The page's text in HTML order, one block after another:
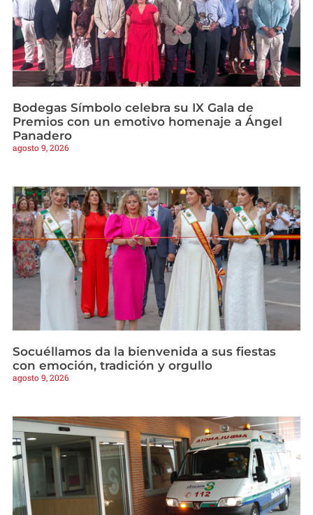
Bodegas Símbolo celebra su IX Gala de
Premios con un emotivo homenaje a Ángel
Panadero
agosto 9, 2026
Socuéllamos da la bienvenida a sus fiestas
con emoción, tradición y orgullo
agosto 9, 2026